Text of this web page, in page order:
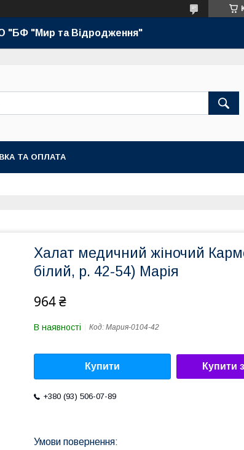
"БФ "Мир та Відродження"
ТА ОПЛАТА
Халат медичний жіночий
білий, р. 42-54) Марія
964 ₴
В наявності Код: Мария-0104-42
Купити Купити з
+380 (93) 506-07-89